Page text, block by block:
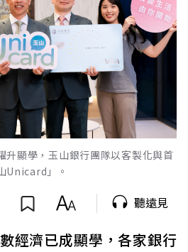
升顯學，玉山銀行團隊以客製化與首
Unicard」。
聽遠見
經濟已成顯學，各家銀行